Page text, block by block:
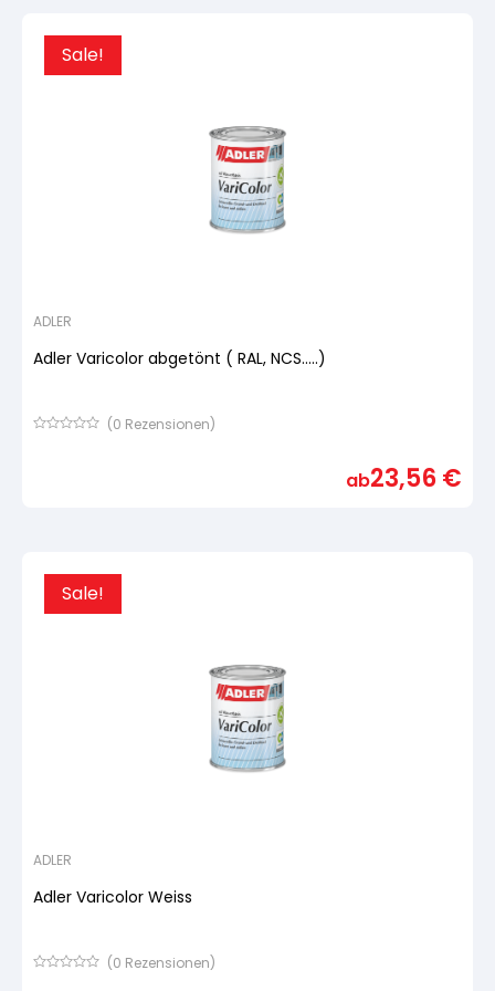
Sale!
ADLER
Adler Varicolor abgetönt ( RAL, NCS.....)
(0 Rezensionen)
ab23,56€
Sale!
ADLER
Adler Varicolor Weiss
(0 Rezensionen)